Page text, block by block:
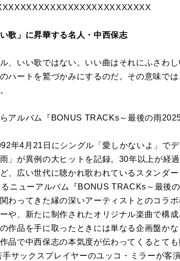
歌」に昇華する名人・中西保志
、いい歌ではない。いい曲はそれにふさわ
ハートを鷲づかみにするのだ。その意味で
アルバム『 BONUS TRACKs～最後の雨
年4月 21 日にシングル「愛しかないよ」で
」が異例の大ヒットを記録。 30年以上が経
、広い世代に聴かれ歌われているスタンダ
ニューアルバム『 BONUS TRACKs ～最後
わってきた縁の深いアーティストとのコラ
や、新たに制作されたオリジナル楽曲で構
作品を手に取ったときには単なる企画盤か
品で中西保志の本気度が伝わってくるとて
手サックスプレイヤーのユッコ・ミラーが